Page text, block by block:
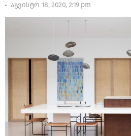
აგვისტო 18, 2020, 2:19 pm